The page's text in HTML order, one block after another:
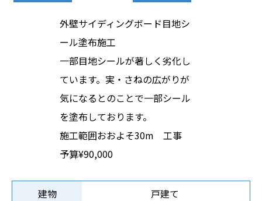
外壁サイディングボード目地シ
ール塗布施工
一部目地シールが著しく劣化し
ています。実・さねの広がりが
気になるとのことで一部シール
を塗布しております。
施工範囲おおよそ30m 工事
予算¥90,000
建物
戸建て